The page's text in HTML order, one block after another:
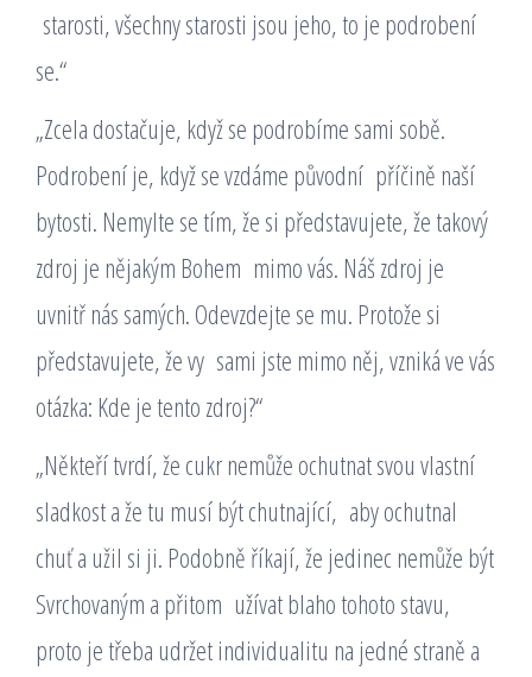
starosti, všechny starosti jsou jeho, to je podrobení
se.“
„Zcela dostačuje, když se podrobíme sami sobě.
Podrobení je, když se vzdáme původní příčině naší
bytosti. Nemylte se tím, že si představujete, že takový
zdroj je nějakým Bohem mimo vás. Náš zdroj je
uvnitř nás samých. Odevzdejte se mu. Protože si
představujete, že vy sami jste mimo něj, vzniká ve vás
otázka: Kde je tento zdroj?“
„Někteří tvrdí, že cukr nemůže ochutnat svou vlastní
sladkost a že tu musí být chutnající, aby ochutnal
chuť a užil si ji. Podobně říkají, že jedinec nemůže být
Svrchovaným a přitom užívat blaho tohoto stavu,
proto je třeba udržet individualitu na jedné straně a